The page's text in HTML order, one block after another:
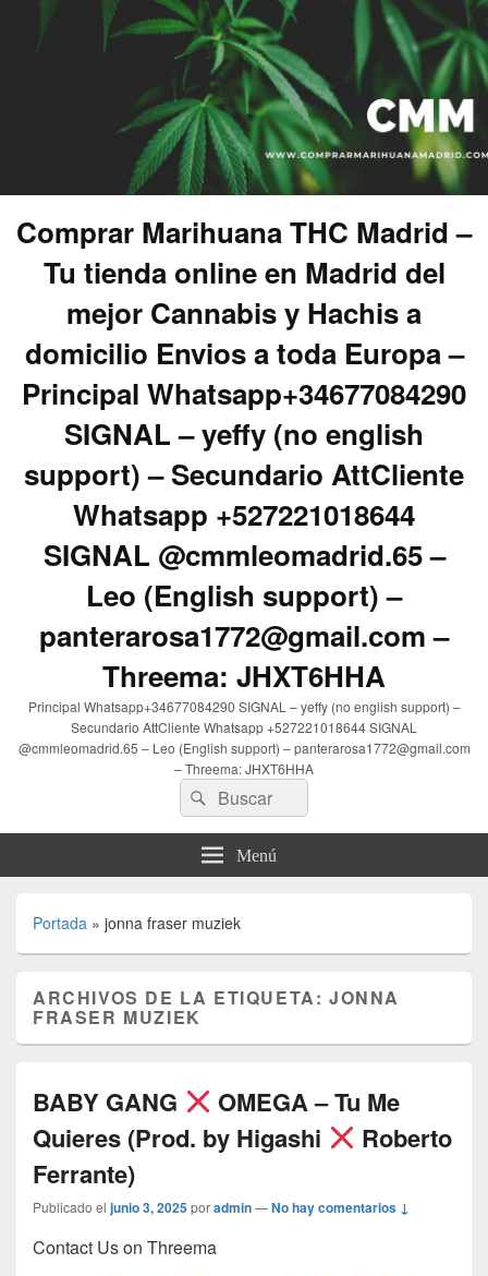
Comprar Marihuana THC Madrid –
Tu tienda online en Madrid del
mejor Cannabis y Hachis a
domicilio Envios a toda Europa –
Principal Whatsapp+34677084290
SIGNAL – yeffy (no english
support) – Secundario AttCliente
Whatsapp +527221018644
SIGNAL @cmmleomadrid.65 –
Leo (English support) –
panterarosa1772@gmail.com –
Threema: JHXT6HHA
Principal Whatsapp+34677084290 SIGNAL – yeffy (no english support) –
Secundario AttCliente Whatsapp +527221018644 SIGNAL
@cmmleomadrid.65 – Leo (English support) – panterarosa1772@gmail.com
– Threema: JHXT6HHA
Buscar
por:
Buscar
Menú
Portada » jonna fraser muziek
ARCHIVOS DE LA ETIQUETA:JONNA
FRASER MUZIEK
BABY GANG
OMEGA – Tu Me
Quieres (Prod. by Higashi
Roberto
Ferrante)
Publicado el junio 3, 2025poradmin—No hay comentarios ↓
Contact Us on Threema